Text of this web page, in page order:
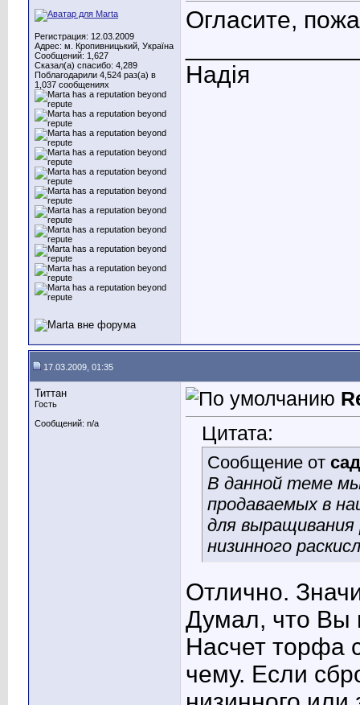
Регистрация: 12.03.2009
Адрес: м. Кропивницький, Україна
Сообщений: 1,627
Сказал(а) спасибо: 4,289
Поблагодарили 4,524 раз(а) в
1,037 сообщениях
Огласите,
Надія
17.03.2009, 01:35
Титтан
Гость
Сообщений: n/a
Цитата:
Сообщение от
В данной теме
продаваемых в
для выращивания
низинного
Отлично.
Думал, что Вы
Насчет торфа
чему. Если